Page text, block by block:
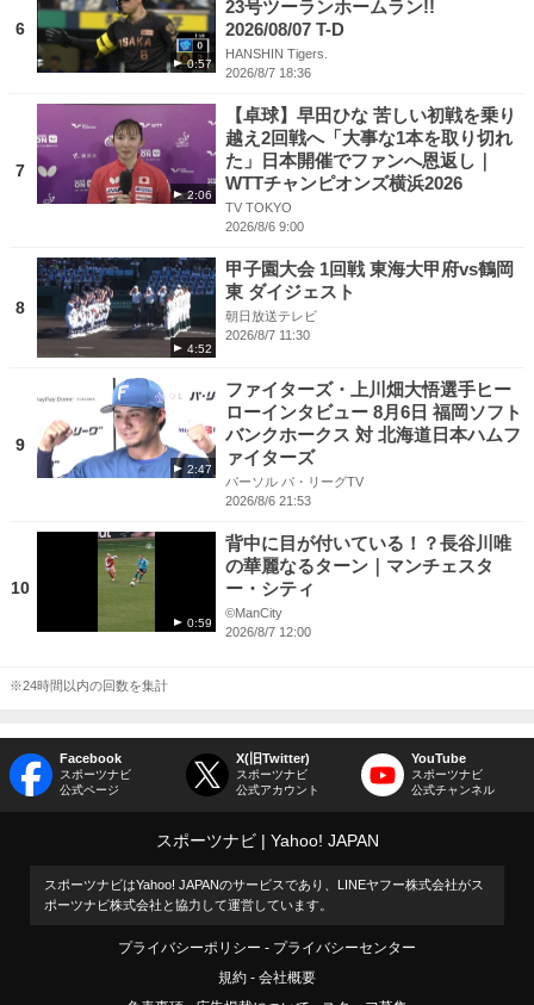
6
0:57
23号ツーランホームラン!!
2026/08/07 T-D
HANSHIN Tigers.
2026/8/7 18:36
7
2:06
【卓球】早田ひな 苦しい初戦を乗り
越え2回戦へ「大事な1本を取り切れ
た」日本開催でファンへ恩返し｜
WTTチャンピオンズ横浜2026
TV TOKYO
2026/8/6 9:00
8
4:52
甲子園大会 1回戦 東海大甲府vs鶴岡
東 ダイジェスト
朝日放送テレビ
2026/8/7 11:30
9
2:47
ファイターズ・上川畑大悟選手ヒー
ローインタビュー 8月6日 福岡ソフト
バンクホークス 対 北海道日本ハムフ
ァイターズ
パーソル パ・リーグTV
2026/8/6 21:53
10
0:59
背中に目が付いている！？長谷川唯
の華麗なるターン｜マンチェスタ
ー・シティ
©ManCity
2026/8/7 12:00
※24時間以内の回数を集計
Facebook
スポーツナビ
公式ページ
X(旧Twitter)
スポーツナビ
公式アカウント
YouTube
スポーツナビ
公式チャンネル
スポーツナビ Yahoo! JAPAN
スポーツナビはYahoo! JAPANのサービスであり、LINEヤフー株式会社がス
ポーツナビ株式会社と協力して運営しています。
プライバシーポリシー
プライバシーセンター
規約
会社概要